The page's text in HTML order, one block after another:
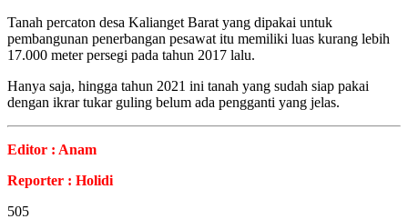
Tanah percaton desa Kalianget Barat yang dipakai untuk
pembangunan penerbangan pesawat itu memiliki luas kurang lebih
17.000 meter persegi pada tahun 2017 lalu.
Hanya saja, hingga tahun 2021 ini tanah yang sudah siap pakai
dengan ikrar tukar guling belum ada pengganti yang jelas.
Editor : Anam
Reporter : Holidi
505